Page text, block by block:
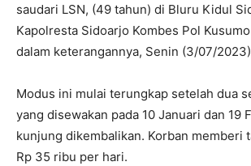
saudari LSN, (49 tahun) di Bluru Kidul
Kapolresta Sidoarjo Kombes Pol
dalam keterangannya, Senin (3/07/
Modus ini mulai terungkap setelah dua
yang disewakan pada 10 Januari dan 19
kunjung dikembalikan. Korban memberi
Rp 35 ribu per hari.